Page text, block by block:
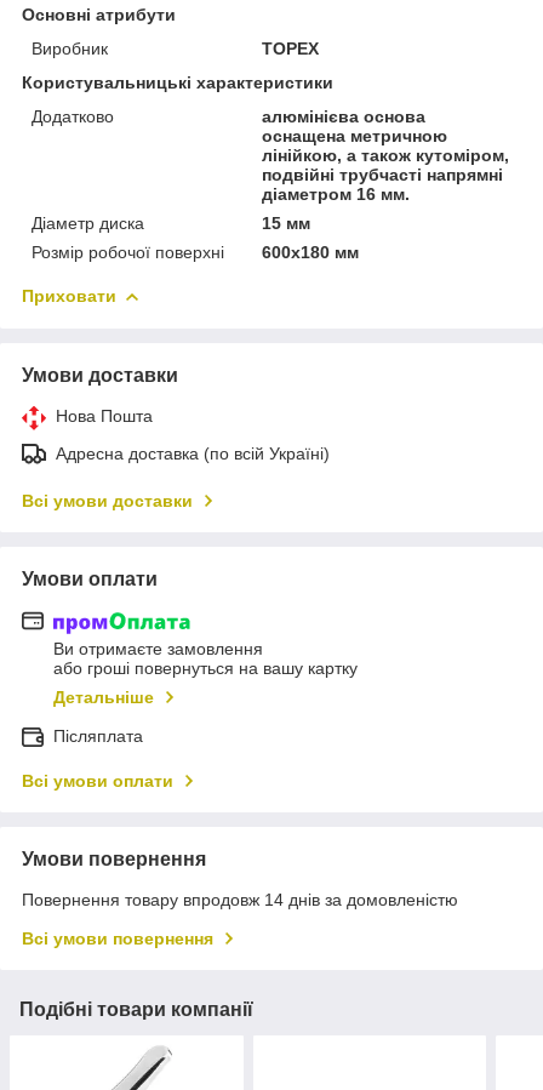
Основні атрибути
Виробник
TOPEX
Користувальницькі характеристики
Додатково
алюмінієва основа
оснащена метричною
лінійкою, а також кутоміром,
подвійні трубчасті напрямні
діаметром 16 мм.
Діаметр диска
15 мм
Розмір робочої поверхні
600х180 мм
Приховати
Умови доставки
Нова Пошта
Адресна доставка (по всій Україні)
Всі умови доставки
Умови оплати
Ви отримаєте замовлення
або гроші повернуться на вашу картку
Детальніше
Післяплата
Всі умови оплати
Умови повернення
Повернення товару впродовж 14 днів за домовленістю
Всі умови повернення
Подібні товари компанії